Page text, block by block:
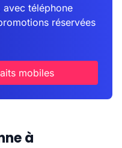
avec téléphone
réservées
mobiles
à